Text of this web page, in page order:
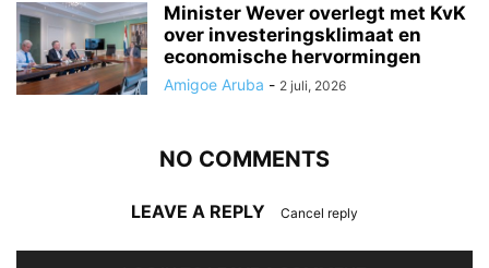
Minister Wever overlegt met KvK
over investeringsklimaat en
economische hervormingen
Amigoe Aruba - 2 juli, 2026
NO COMMENTS
LEAVE A REPLY Cancel reply